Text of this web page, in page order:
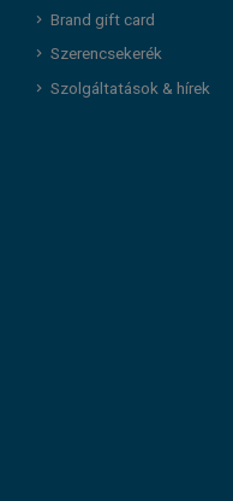
Brand gift card
Szerencsekerék
Szolgáltatások & hírek